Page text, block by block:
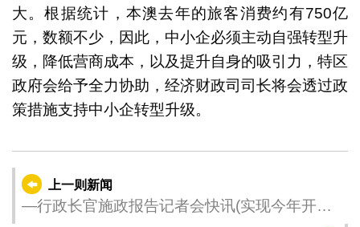
大。根据统计，本澳去年的旅客消费约有750亿
元，数额不少，因此，中小企必须主动自强转型升
级，降低营商成本，以及提升自身的吸引力，特区
政府会给予全力协助，经济财政司司长将会透过政
策措施支持中小企转型升级。
上一则新闻
—行政长官施政报告记者会快讯(实现今年开始